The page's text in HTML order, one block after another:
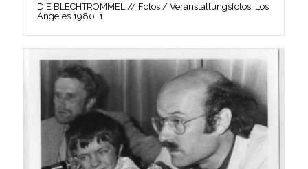
DIE BLECHTROMMEL // Fotos / Veranstaltungsfotos, Los
Angeles 1980, 1